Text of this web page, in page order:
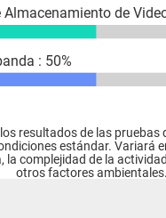
: 50%
Almacenamiento de
resultados de las pruebas
estándar. Variará
la complejidad de la
otros factores ambientales.